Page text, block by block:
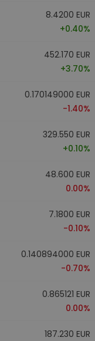
8.4200 EUR
+0.40%
452.170 EUR
+3.70%
0.170149000 EUR
-1.40%
329.550 EUR
+0.10%
48.600 EUR
0.00%
7.1800 EUR
-0.10%
0.140894000 EUR
-0.70%
0.865121 EUR
0.00%
187.230 EUR